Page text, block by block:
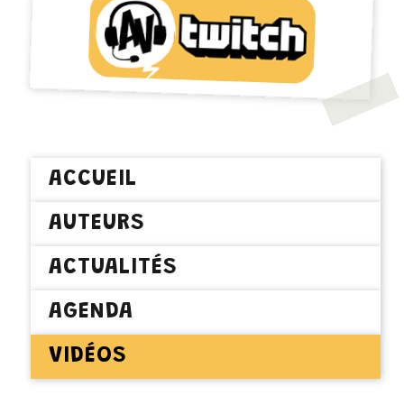
ACCUEIL
AUTEURS
ACTUALITÉS
AGENDA
VIDÉOS